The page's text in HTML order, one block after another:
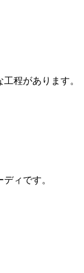
程があります。
ィです。